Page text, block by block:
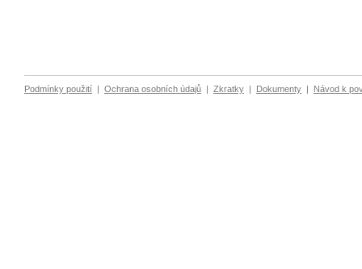
Podmínky použití | Ochrana osobních údajů | Zkratky | Dokumenty | Návod k